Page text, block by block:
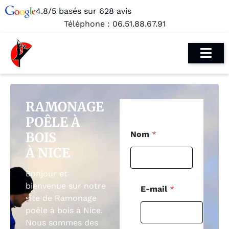
4.8/5 basés sur 628 avis
Téléphone : 06.51.88.67.91
RAMONAGE
POÊLE À
BOIS
À NICE
Bonjour et
bienvenue sur notre
site de Ramonage
poêle à bois à Nice.
Nous sommes des
Nom *
e
o
E-mail *